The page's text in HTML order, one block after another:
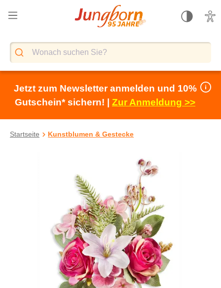
springen
Jetzt zum Newsletter anmelden und 10%
Gutschein* sichern! | Zur Anmeldung >>
Startseite Kunstblumen & Gestecke